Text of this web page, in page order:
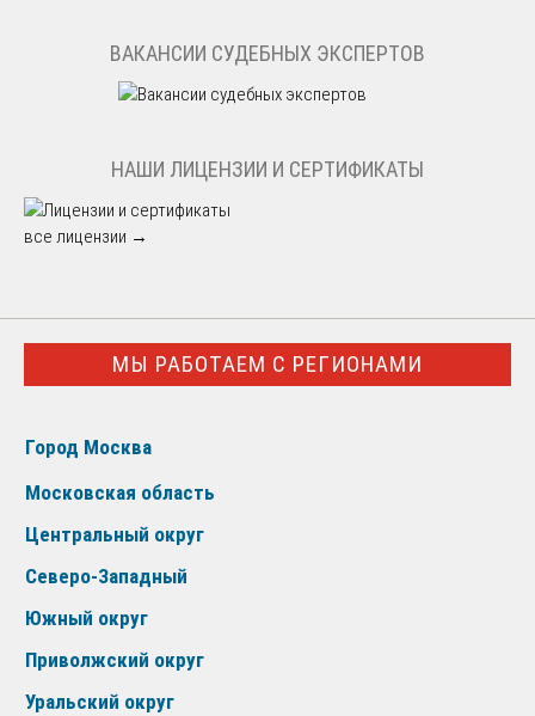
ВАКАНСИИ СУДЕБНЫХ ЭКСПЕРТОВ
НАШИ ЛИЦЕНЗИИ И СЕРТИФИКАТЫ
все лицензии →
МЫ РАБОТАЕМ С РЕГИОНАМИ
Город Москва
Московская область
Центральный округ
Северо-Западный
Южный округ
Приволжский округ
Уральский округ